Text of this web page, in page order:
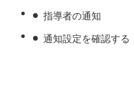
指導者の通知
通知設定を確認する